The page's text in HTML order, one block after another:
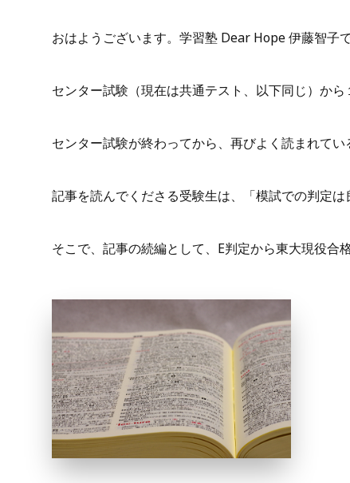
おはようございます。学習塾 Dear Hope 伊藤智子で
センター試験（現在は共通テスト、以下同じ）から
センター試験が終わってから、再びよく読まれてい
記事を読んでくださる受験生は、「模試での判定
そこで、記事の続編として、E判定から東大現役合